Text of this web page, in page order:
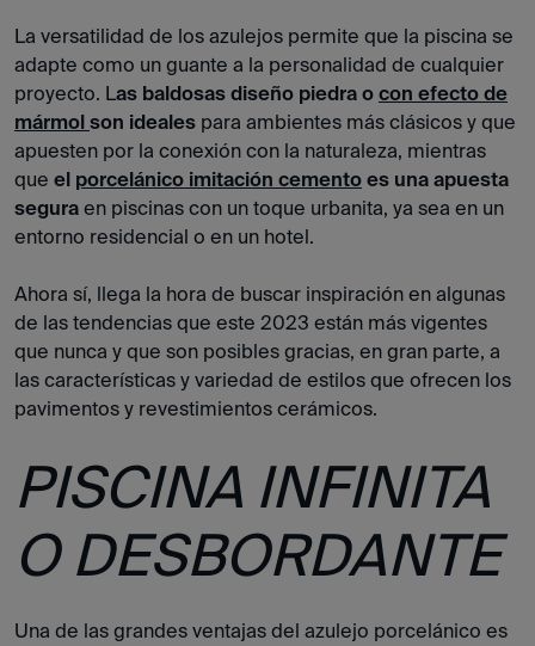
La versatilidad de los azulejos permite que la piscina se
adapte como un guante a la personalidad de cualquier
proyecto. Las baldosas diseño piedra ocon efecto de
mármolson ideales para ambientes más clásicos y que
apuesten por la conexión con la naturaleza, mientras
que el porcelánico imitación cementoes una apuesta
seguraen piscinas con un toque urbanita, ya sea en un
entorno residencial o en un hotel.
Ahora sí, llega la hora de buscar inspiración en algunas
de las tendencias que este 2023 están más vigentes
que nunca y que son posibles gracias, en gran parte, a
las características y variedad de estilos que ofrecen los
pavimentos y revestimientos cerámicos.
PISCINA INFINITA
O DESBORDANTE
Una de las grandes ventajas del azulejo porcelánico es